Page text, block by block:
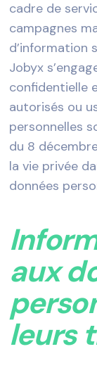
cadre de
campagnes
d’information
Jobyx
confidentielle
autorisés ou
personnelles
du 8
la vie privée
données
aux
leurs